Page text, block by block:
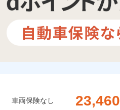
車両保険なし 23,460